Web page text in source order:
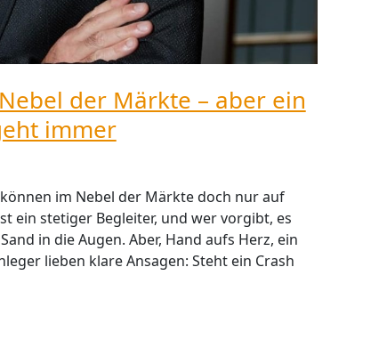
der Märkte – aber ein
immer
im Nebel der Märkte doch nur auf
ein stetiger Begleiter, und wer vorgibt, es
in die Augen. Aber, Hand aufs Herz, ein
lieben klare Ansagen: Steht ein Crash